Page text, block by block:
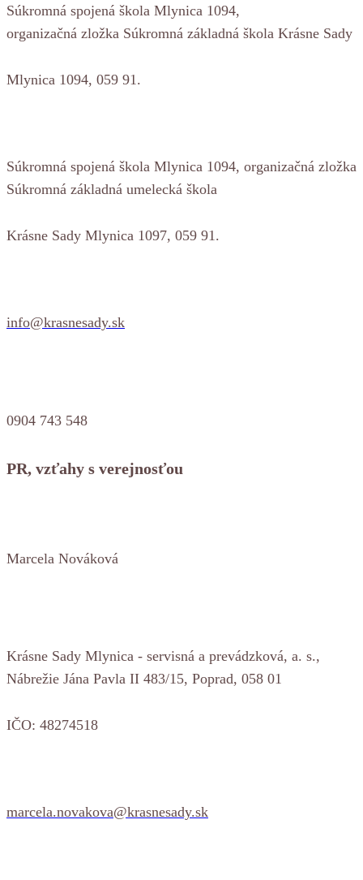
Súkromná spojená škola Mlynica 1094,
organizačná zložka Súkromná základná škola Krásne Sady
Mlynica 1094, 059 91.
Súkromná spojená škola Mlynica 1094, organizačná zložka
Súkromná základná umelecká škola
Krásne Sady Mlynica 1097, 059 91.
info@krasnesady.sk
0904 743 548
PR, vzťahy s verejnosťou
Marcela Nováková
Krásne Sady Mlynica - servisná a prevádzková, a. s.,
Nábrežie Jána Pavla II 483/15, Poprad, 058 01
IČO: 48274518
marcela.novakova@krasnesady.sk